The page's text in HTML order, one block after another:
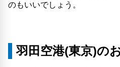
のもいいでしょう。
羽田空港(東京)の